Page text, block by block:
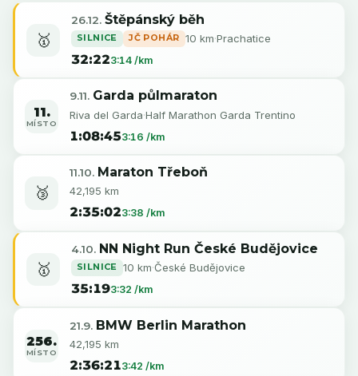
🥇
26.12. Štěpánský běh
SILNICE JČ POHÁR 10 km·Prachatice
32:223:14 /km
11.
MÍSTO
9.11. Garda půlmaraton
Riva del Garda·Half Marathon Garda Trentino
1:08:453:16 /km
🥉
11.10. Maraton Třeboň
42,195 km
2:35:023:38 /km
🥇
4.10. NN Night Run České Budějovice
SILNICE 10 km·České Budějovice
35:193:32 /km
256.
MÍSTO
21.9. BMW Berlin Marathon
42,195 km
2:36:213:42 /km